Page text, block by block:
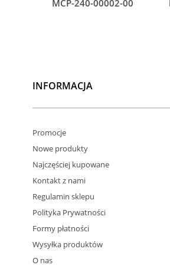
MCP-240-00002-00
INFORMACJA
Promocje
Nowe produkty
Najczęściej kupowane
Kontakt z nami
Regulamin sklepu
Polityka Prywatności
Formy płatności
Wysyłka produktów
O nas